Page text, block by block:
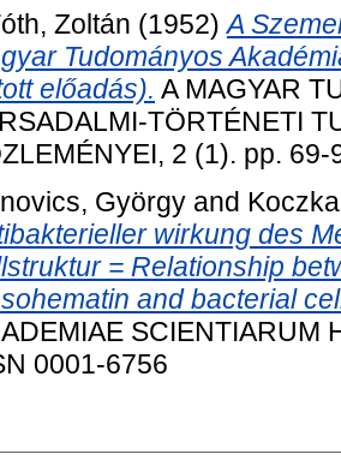
Zoltán (1952)A
Tudományos
előadás). A MAGYAR
TÖRTÉNETI
2 (1). pp. 69-
György and
wirkung des
= Relationship
and bacterial
SCIENTIARUM
0001-6756